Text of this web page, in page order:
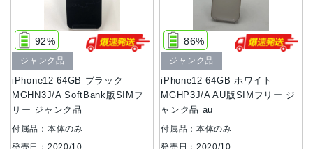
iPhone12 64GB ブラック
MGHN3J/A SoftBank版SIMフ
リー ジャンク品
92%
ジャンク品
付属品：本体のみ
iPhone12 64GB ホワイト
MGHP3J/A AU版SIMフリー ジ
ャンク品 au
86%
ジャンク品
付属品：本体のみ